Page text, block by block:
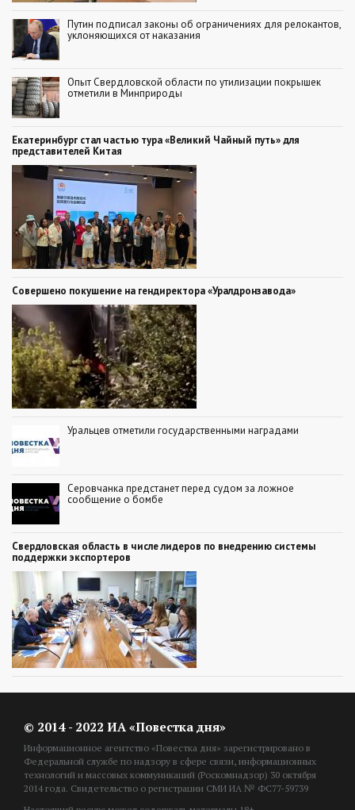
Путин подписал законы об ограничениях для релокантов,
уклоняющихся от наказания
Опыт Свердловской области по утилизации покрышек
отметили в Минприроды
Екатеринбург стал частью тура «Великий Чайный путь» для
представителей Китая
Совершено покушение на гендиректора «Уралдронзавода»
Уральцев отметили государственными наградами
Серовчанка предстанет перед судом за ложное
сообщение о бомбе
Свердловская область в числе лидеров по внедрению системы
поддержки экспортеров
© 2014 - 2022 ИА «Повестка дня»
Информационное агентство «Повестка дня» зарегистрировано в
Федеральной службе по надзору в сфере связи, информационных
технологий и массовых коммуникаций (Роскомнадзор) 30 октября
2014 года. Свидетельство о регистрации СМИ ИА № ФС77-59739